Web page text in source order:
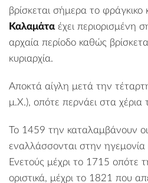
βρίσκεται σήμερα το φράγκικο
Καλαμάταέχει περιορισμένη
αρχαία περίοδο καθώς
κυριαρχία.
Αποκτά αίγλη μετά την
μ.Χ.), οπότε περνάει στα
Το 1459 την καταλαμβάνουν οι
εναλλάσσονται στην
Ενετούς μέχρι το 1715 οπότε
οριστικά, μέχρι το 1821 που